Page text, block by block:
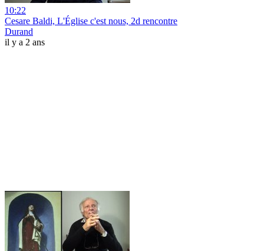
10:22
Cesare Baldi, L'Église c'est nous, 2d rencontre
Durand
il y a 2 ans